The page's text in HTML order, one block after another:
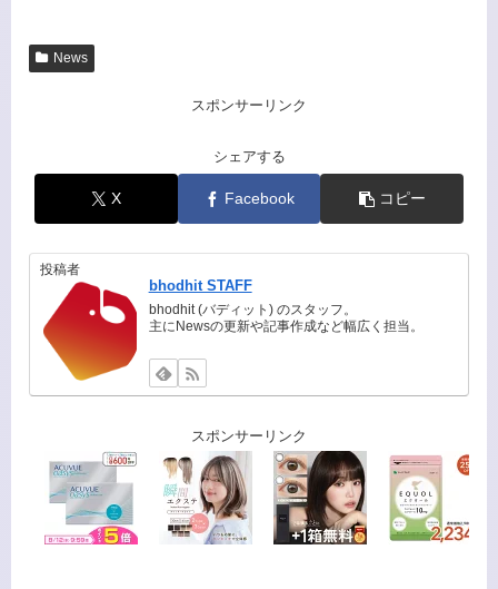
News
スポンサーリンク
シェアする
X Facebook コピー
投稿者
bhodhit STAFF
bhodhit (バディット) のスタッフ。
主にNewsの更新や記事作成など幅広く担当。
スポンサーリンク